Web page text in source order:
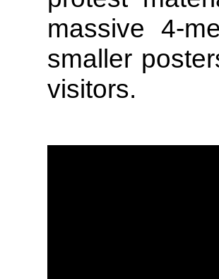
massive 4-
smaller
visitors.